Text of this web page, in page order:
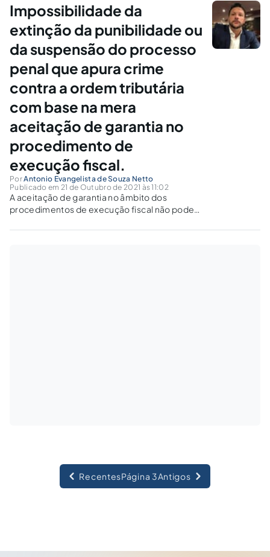
Impossibilidade da
extinção da punibilidade ou
da suspensão do processo
penal que apura crime
contra a ordem tributária
com base na mera
aceitação de garantia no
procedimento de
execução fiscal.
PorAntonio Evangelista de Souza Netto
Publicado em 21 de Outubro de 2021 às 11:02
A aceitação de garantia no âmbito dos
procedimentos de execução fiscal não pode
fins criminais.
RecentesPágina 3Antigos